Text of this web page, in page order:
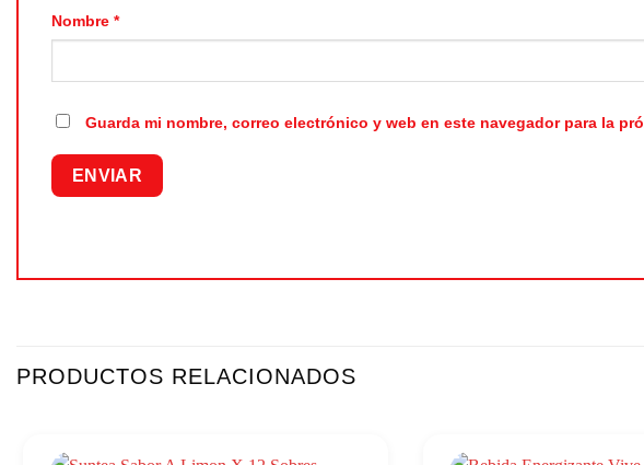
Nombre *
Guarda mi nombre, correo electrónico y web en este navegador para la
PRODUCTOS RELACIONADOS